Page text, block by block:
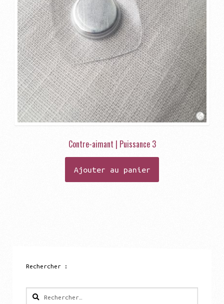
Contre-aimant | Puissance 3
Ajouter au panier
Rechercher :
Rechercher :